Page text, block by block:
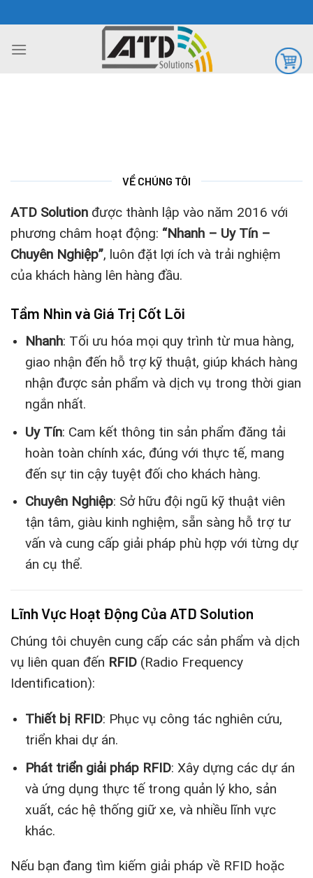
đến
nội
VỀ CHÚNG TÔI
ATD Solution được thành lập vào năm 2016 với
phương châm hoạt động: “Nhanh – Uy Tín –
Chuyên Nghiệp”, luôn đặt lợi ích và trải nghiệm
của khách hàng lên hàng đầu.
Tầm Nhìn và Giá Trị Cốt Lõi
Nhanh: Tối ưu hóa mọi quy trình từ mua hàng,
giao nhận đến hỗ trợ kỹ thuật, giúp khách hàng
nhận được sản phẩm và dịch vụ trong thời gian
ngắn nhất.
Uy Tín: Cam kết thông tin sản phẩm đăng tải
hoàn toàn chính xác, đúng với thực tế, mang
đến sự tin cậy tuyệt đối cho khách hàng.
Chuyên Nghiệp: Sở hữu đội ngũ kỹ thuật viên
tận tâm, giàu kinh nghiệm, sẵn sàng hỗ trợ tư
vấn và cung cấp giải pháp phù hợp với từng dự
án cụ thể.
Lĩnh Vực Hoạt Động Của ATD Solution
Chúng tôi chuyên cung cấp các sản phẩm và dịch
vụ liên quan đến RFID (Radio Frequency
Identification):
Thiết bị RFID: Phục vụ công tác nghiên cứu,
triển khai dự án.
Phát triển giải pháp RFID: Xây dựng các dự án
và ứng dụng thực tế trong quản lý kho, sản
xuất, các hệ thống giữ xe, và nhiều lĩnh vực
khác.
Nếu bạn đang tìm kiếm giải pháp về RFID hoặc